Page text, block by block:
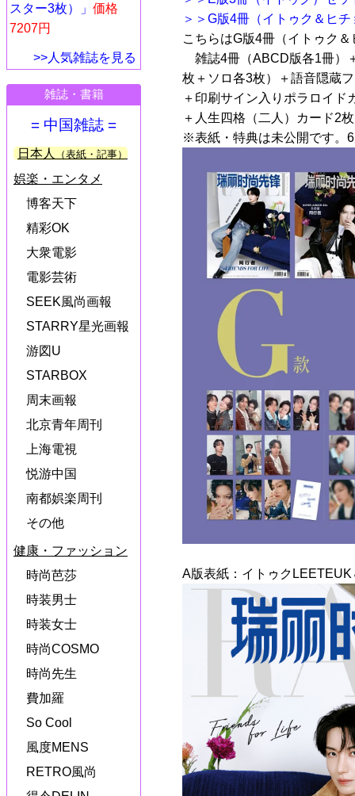
スター3枚）」 価格
7207円
>>人気雑誌を見る
雑誌・書籍
= 中国雑誌 =
日本人 （表紙・記事）
娯楽・エンタメ
博客天下
精彩OK
大衆電影
電影芸術
SEEK風尚画報
STARRY星光画報
游図U
STARBOX
周末画報
北京青年周刊
上海電視
悦游中国
南都娯楽周刊
その他
健康・ファッション
時尚芭莎
時装男士
時装女士
時尚COSMO
時尚先生
費加羅
So Cool
風度MENS
RETRO風尚
＞＞G版4冊（イトゥク＆ヒ
こちらはG版4冊（イトゥク
雑誌4冊（ABCD版各1冊）
枚＋ソロ各3枚）＋語音隠蔵
＋印刷サイン入りポラロイド
＋人生四格（二人）カード2
※表紙・特典は未公開です。
A版表紙：イトゥク